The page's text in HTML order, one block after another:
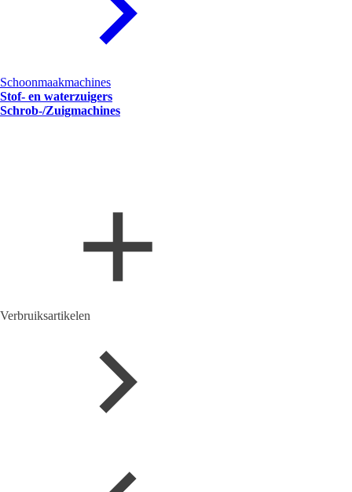
Schoonmaakmachines
Stof- en waterzuigers
Schrob-/Zuigmachines
Verbruiksartikelen